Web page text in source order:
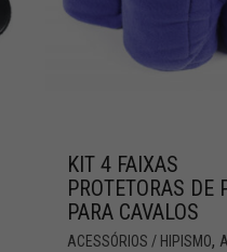
KIT 4 FAIXAS
PROTETORAS DE
PARA CAVALOS
ACESSÓRIOS / HIPISMO,